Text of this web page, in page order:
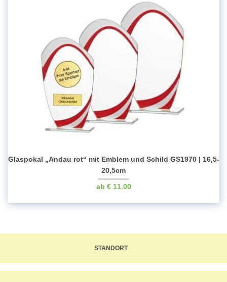
Glaspokal „Andau rot“ mit Emblem und Schild GS1970 | 16,5-
20,5cm
€11.00
STANDORT